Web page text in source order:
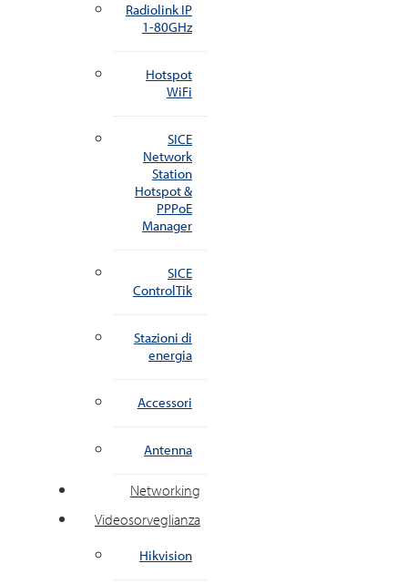
Radiolink IP
1-80GHz
Hotspot
WiFi
SICE
Network
Station
Hotspot &
PPPoE
Manager
SICE
ControlTik
Stazioni di
energia
Accessori
Antenna
Networking
Videosorveglianza
Hikvision